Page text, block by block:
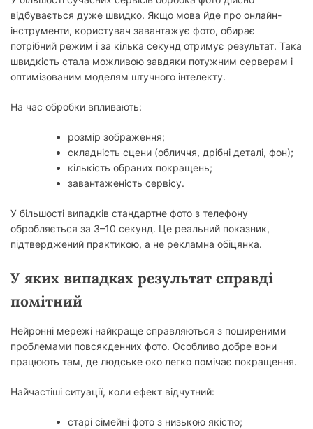
відбувається дуже швидко. Якщо мова йде про онлайн-
інструменти, користувач завантажує фото, обирає
потрібний режим і за кілька секунд отримує результат. Така
швидкість стала можливою завдяки потужним серверам і
оптимізованим моделям штучного інтелекту.
На час обробки впливають:
розмір зображення;
складність сцени (обличчя, дрібні деталі, фон);
кількість обраних покращень;
завантаженість сервісу.
У більшості випадків стандартне фото з телефону
обробляється за 3–10 секунд. Це реальний показник,
підтверджений практикою, а не рекламна обіцянка.
У яких випадках результат справді
помітний
Нейронні мережі найкраще справляються з поширеними
проблемами повсякденних фото. Особливо добре вони
працюють там, де людське око легко помічає покращення.
Найчастіші ситуації, коли ефект відчутний:
старі сімейні фото з низькою якістю;